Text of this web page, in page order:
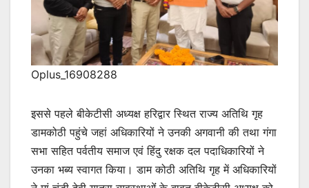
Oplus_16908288
इससे पहले बीकेटीसी अध्यक्ष हरिद्वार स्थित राज्य अतिथि गृह
डामकोठी पहुंचे जहां अधिकारियों ने उनकी अगवानी की तथा गंगा
सभा सहित पर्वतीय समाज एवं हिंदु रक्षक दल पदाधिकारियों ने
उनका भब्य स्वागत किया। डाम कोठी अतिथि गृह में अधिकारियों